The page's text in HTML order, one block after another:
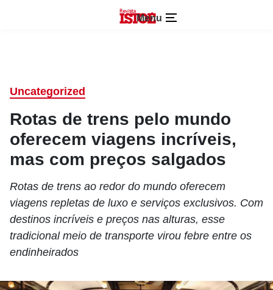
Menu
Uncategorized
Rotas de trens pelo mundo
oferecem viagens incríveis,
mas com preços salgados
Rotas de trens ao redor do mundo oferecem
viagens repletas de luxo e serviços exclusivos. Com
destinos incríveis e preços nas alturas, esse
tradicional meio de transporte virou febre entre os
endinheirados